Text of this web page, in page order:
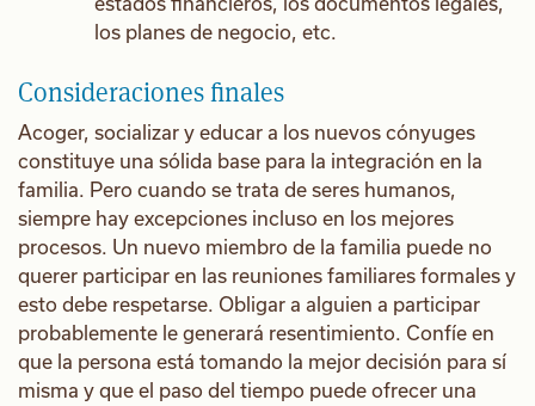
los planes de negocio, etc.
Consideraciones finales
Acoger, socializar y educar a los nuevos cónyuges
constituye una sólida base para la integración en la
familia. Pero cuando se trata de seres humanos,
siempre hay excepciones incluso en los mejores
procesos. Un nuevo miembro de la familia puede no
querer participar en las reuniones familiares formales y
esto debe respetarse. Obligar a alguien a participar
probablemente le generará resentimiento. Confíe en
que la persona está tomando la mejor decisión para sí
misma y que el paso del tiempo puede ofrecer una